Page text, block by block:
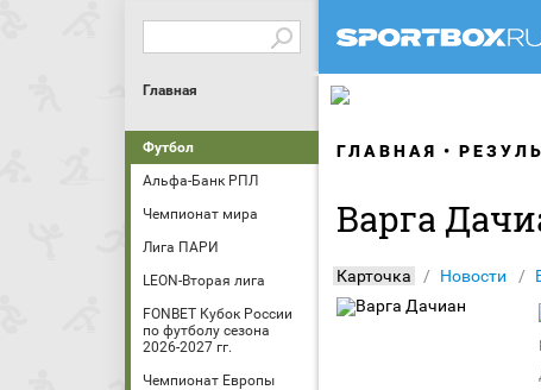
Главная
Футбол
Альфа-Банк РПЛ
Чемпионат мира
Лига ПАРИ
LEON-Вторая лига
FONBET Кубок России
по футболу сезона
2026-2027 гг.
Чемпионат Европы
ГЛАВНАЯ
Варга
Карточка Новости